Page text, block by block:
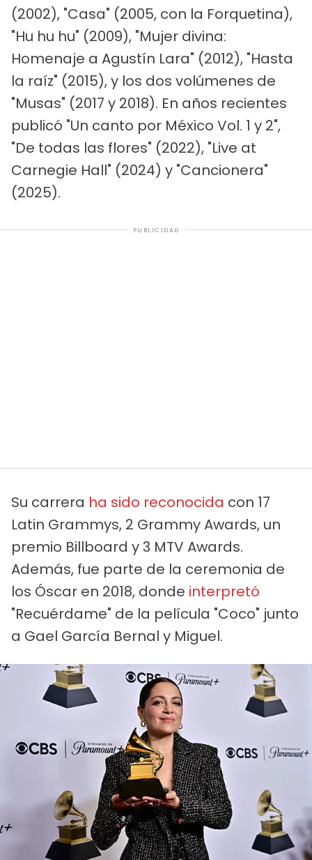
(2002), "Casa" (2005, con la Forquetina),
"Hu hu hu" (2009), "Mujer divina:
Homenaje a Agustín Lara" (2012), "Hasta
la raíz" (2015), y los dos volúmenes de
"Musas" (2017 y 2018). En años recientes
publicó "Un canto por México Vol. 1 y 2",
"De todas las flores" (2022), "Live at
Carnegie Hall" (2024) y "Cancionera"
(2025).
PUBLICIDAD
Su carrera ha sido reconocida con 17
Latin Grammys, 2 Grammy Awards, un
premio Billboard y 3 MTV Awards.
Además, fue parte de la ceremonia de
los Óscar en 2018, donde interpretó
"Recuérdame" de la película "Coco" junto
a Gael García Bernal y Miguel.